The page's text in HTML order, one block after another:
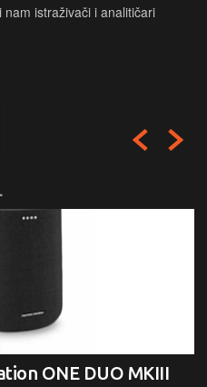
istraživači i analitičari
ONE DUO MKIII